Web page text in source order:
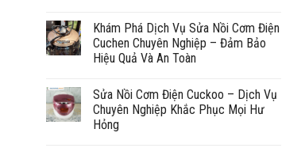
Khám Phá Dịch Vụ Sửa Nồi Cơm Điện
Cuchen Chuyên Nghiệp – Đảm Bảo
Hiệu Quả Và An Toàn
Sửa Nồi Cơm Điện Cuckoo – Dịch Vụ
Chuyên Nghiệp Khắc Phục Mọi Hư
Hỏng